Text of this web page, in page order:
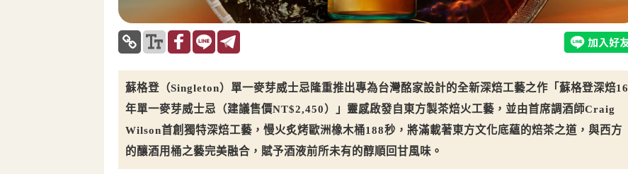
蘇格登（Singleton）單一麥芽威士忌隆重推出專為台灣酩家設計的全新深焙工藝之作「蘇格登深焙16
年單一麥芽威士忌（建議售價NT$2,450）」靈感啟發自東方製茶焙火工藝，並由首席調酒師Craig
Wilson首創獨特深焙工藝，慢火炙烤歐洲橡木桶188秒，將滿載著東方文化底蘊的焙茶之道，與西方
的釀酒用桶之藝完美融合，賦予酒液前所未有的醇順回甘風味。